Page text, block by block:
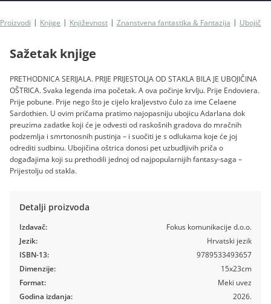
Proizvodi Knjige Književnost Znanstvena fantastika & Fantazija
Sažetak knjige
PRETHODNICA SERIJALA. PRIJE PRIJESTOLJA OD STAKLA BILA JE UBOJIČINA
OŠTRICA. Svaka legenda ima početak. A ova počinje krvlju. Prije Endoviera.
Prije pobune. Prije nego što je cijelo kraljevstvo čulo za ime Celaene
Sardothien. U ovim pričama pratimo najopasniju ubojicu Adarlana dok
preuzima zadatke koji će je odvesti od raskošnih gradova do mračnih
podzemlja i smrtonosnih pustinja – i suočiti je s odlukama koje će joj
odrediti sudbinu. Ubojičina oštrica donosi pet uzbudljivih priča o
događajima koji su prethodili jednoj od najpopularnijih fantasy-saga –
Prijestolju od stakla.
Detalji proizvoda
Izdavač:
Jezik:
ISBN-13:
Dimenzije:
Format:
Godina izdanja:
Fokus komunikacije d.o.o.
Hrvatski jezik
9789533493657
15x23cm
Meki uvez
2026.